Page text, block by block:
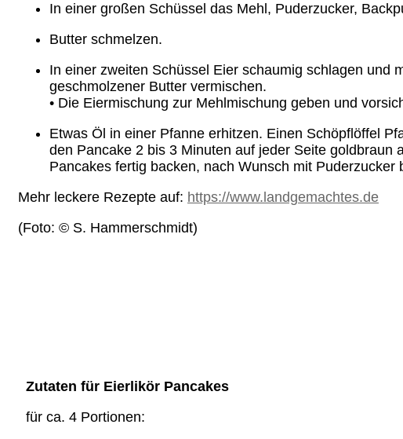
In einer großen Schüssel das Mehl, Puderzucker,
Butter schmelzen.
In einer zweiten Schüssel Eier schaumig schlagen und
geschmolzener Butter vermischen.
• Die Eiermischung zur Mehlmischung geben und
Etwas Öl in einer Pfanne erhitzen. Einen Schöpflöffel
den Pancake 2 bis 3 Minuten auf jeder Seite goldbraun
Pancakes fertig backen, nach Wunsch mit Puderzucker
Mehr leckere Rezepte auf: https://www.landgemachtes.de
(Foto: © S. Hammerschmidt)
Zutaten für Eierlikör Pancakes
für ca. 4 Portionen: